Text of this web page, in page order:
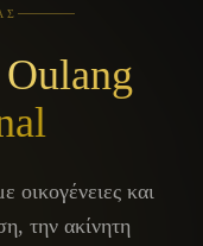
Oulang
οικογένειες και
την ακίνητη